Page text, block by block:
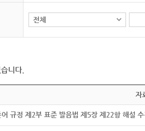
니다.
자
어 규정 제2부 표준 발음법 제5장 제22항 해설